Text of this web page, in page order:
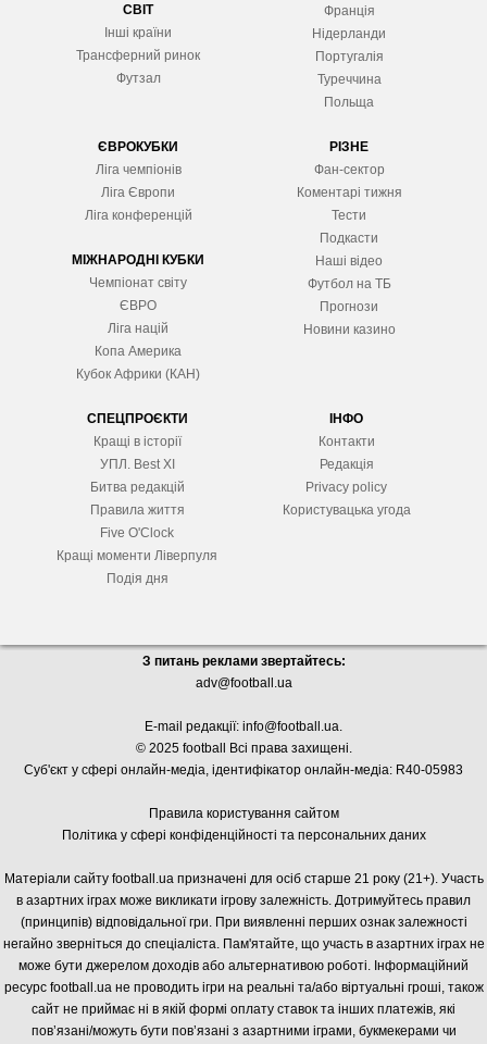
СВІТ
Інші країни
Трансферний ринок
Футзал
Франція
Нідерланди
Португалія
Туреччина
Польща
ЄВРОКУБКИ
Ліга чемпіонів
Ліга Європи
Ліга конференцій
МІЖНАРОДНІ КУБКИ
Чемпіонат світу
ЄВРО
Ліга націй
Копа Америка
Кубок Африки (КАН)
РІЗНЕ
Фан-сектор
Коментарі тижня
Тести
Подкасти
Наші відео
Футбол на ТБ
Прогнози
Новини казино
СПЕЦПРОЄКТИ
Кращі в історії
УПЛ. Best XІ
Битва редакцій
Правила життя
Five O'Clock
Кращі моменти Ліверпуля
Подія дня
ІНФО
Контакти
Редакція
Privacy policy
Користувацька угода
З питань реклами звертайтесь:
adv@football.ua
E-mail редакції: info@football.ua.
© 2025 football Всі права захищені.
Суб'єкт у сфері онлайн-медіа, ідентифікатор онлайн-медіа: R40-05983
Правила користування сайтом
Політика у сфері конфіденційності та персональних даних
Матеріали сайту football.ua призначені для осіб старше 21 року (21+). Участь
в азартних іграх може викликати ігрову залежність. Дотримуйтесь правил
(принципів) відповідальної гри. При виявленні перших ознак залежності
негайно зверніться до спеціаліста. Пам'ятайте, що участь в азартних іграх не
може бути джерелом доходів або альтернативою роботі. Інформаційний
ресурс football.ua не проводить ігри на реальні та/або віртуальні гроші, також
сайт не приймає ні в якій формі оплату ставок та інших платежів, які
пов’язані/можуть бути пов’язані з азартними іграми, букмекерами чи